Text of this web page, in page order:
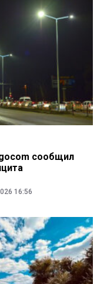
сообщил
16:56